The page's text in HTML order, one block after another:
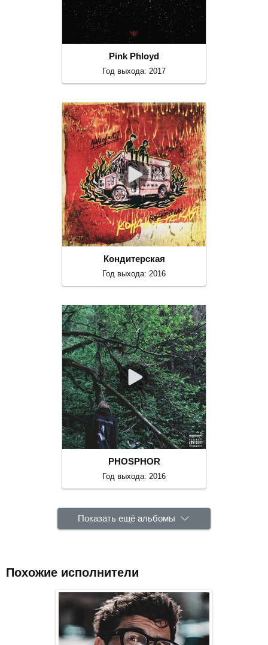
Pink Phloyd
Год выхода: 2017
Кондитерская
Год выхода: 2016
PHOSPHOR
Год выхода: 2016
Показать ещё альбомы
Похожие исполнители